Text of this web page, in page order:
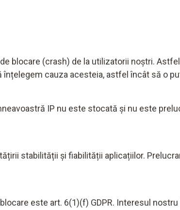
blocare (crash) de la utilizatorii noștri.
cauza acesteia, astfel încât să o
IP nu este stocată și nu este
stabilității și fiabilității aplicațiilor.
este art. 6(1)(f) GDPR. Interesul